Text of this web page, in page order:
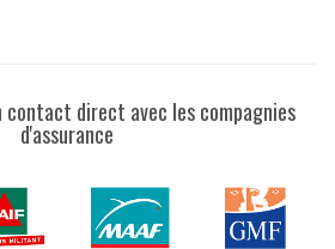
contact direct avec les compagnies
d'assurance